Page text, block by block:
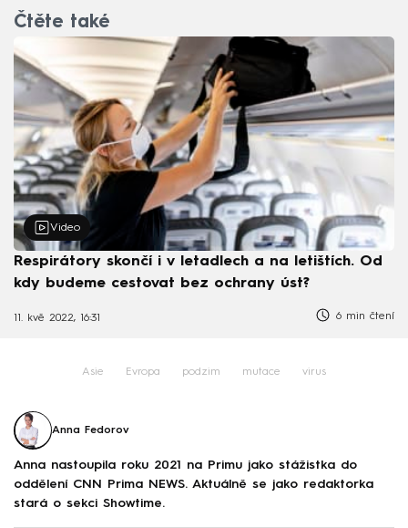
Čtěte také
Video
Respirátory skončí i v letadlech a na letištích. Od
kdy budeme cestovat bez ochrany úst?
11. kvě 2022, 16:31 6 min čtení
Asie Evropa podzim mutace virus
Anna Fedorov
Anna nastoupila roku 2021 na Primu jako stážistka do
oddělení CNN Prima NEWS. Aktuálně se jako redaktorka
stará o sekci Showtime.